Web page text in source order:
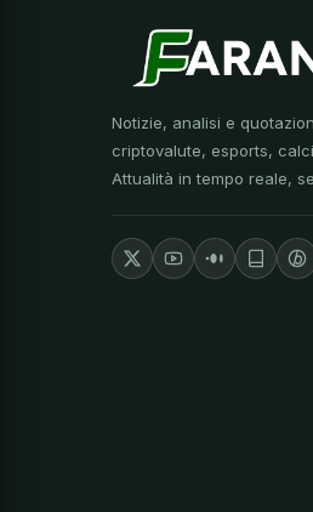
Notizie, analisi e
criptovalute, esports,
Attualità in tempo reale,